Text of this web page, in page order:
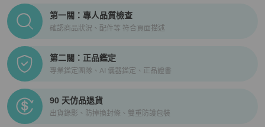
PopChill拍拍圈正品驗證、安心購檢驗流程介紹
第一關：專人品質檢查
確認商品狀況、配件等 符合頁面描述
第二關：正品鑑定
專業鑑定團隊、AI 儀器鑑定、正品證書
90 天仿品退貨
出貨錄影、防掉換封條、雙重防護包裝